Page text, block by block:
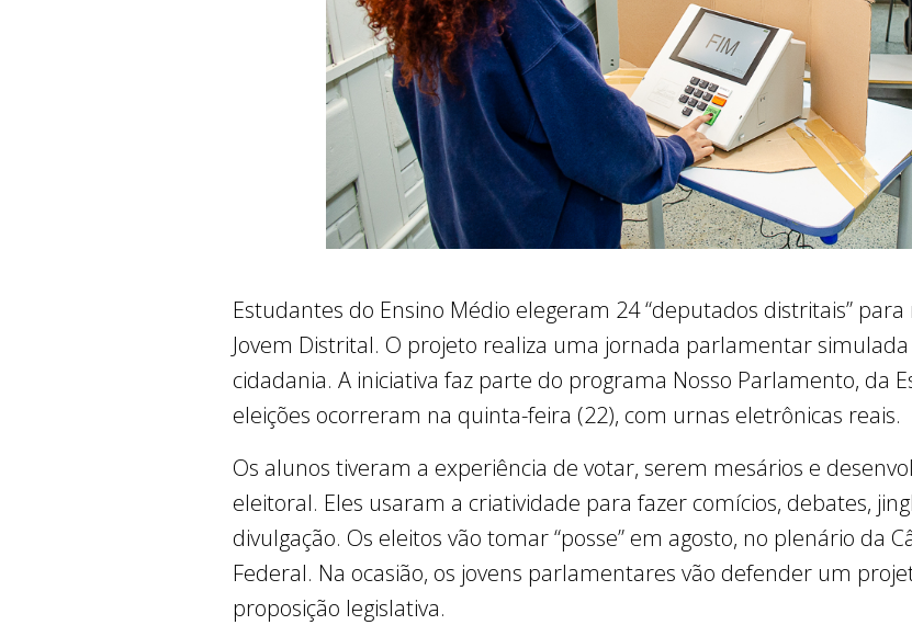
Estudantes do Ensino Médio elegeram 24 “deputados distritais”
Jovem Distrital. O projeto realiza uma jornada parlamentar
cidadania. A iniciativa faz parte do programa Nosso Parlamento, da
eleições ocorreram na quinta-feira (22), com urnas eletrônicas reais.
Os alunos tiveram a experiência de votar, serem mesários e
eleitoral. Eles usaram a criatividade para fazer comícios, debates,
divulgação. Os eleitos vão tomar “posse” em agosto, no plenário da
Federal. Na ocasião, os jovens parlamentares vão defender um
proposição legislativa.